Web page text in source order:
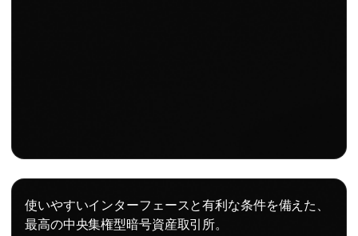
使いやすいインターフェースと有利な条件を備えた、
最高の中央集権型暗号資産取引所。